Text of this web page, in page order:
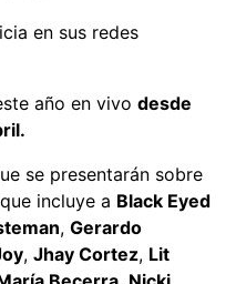
en sus redes
año en vivo desde
se presentarán sobre
incluye a Black Eyed
, Gerardo
, Jhay Cortez, Lit